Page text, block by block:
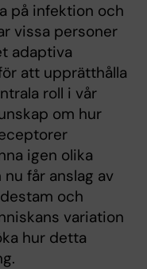
på infektion och
vissa personer
adaptiva
att upprätthålla
roll i vår
om hur
igen olika
får anslag av
och
variation
hur detta